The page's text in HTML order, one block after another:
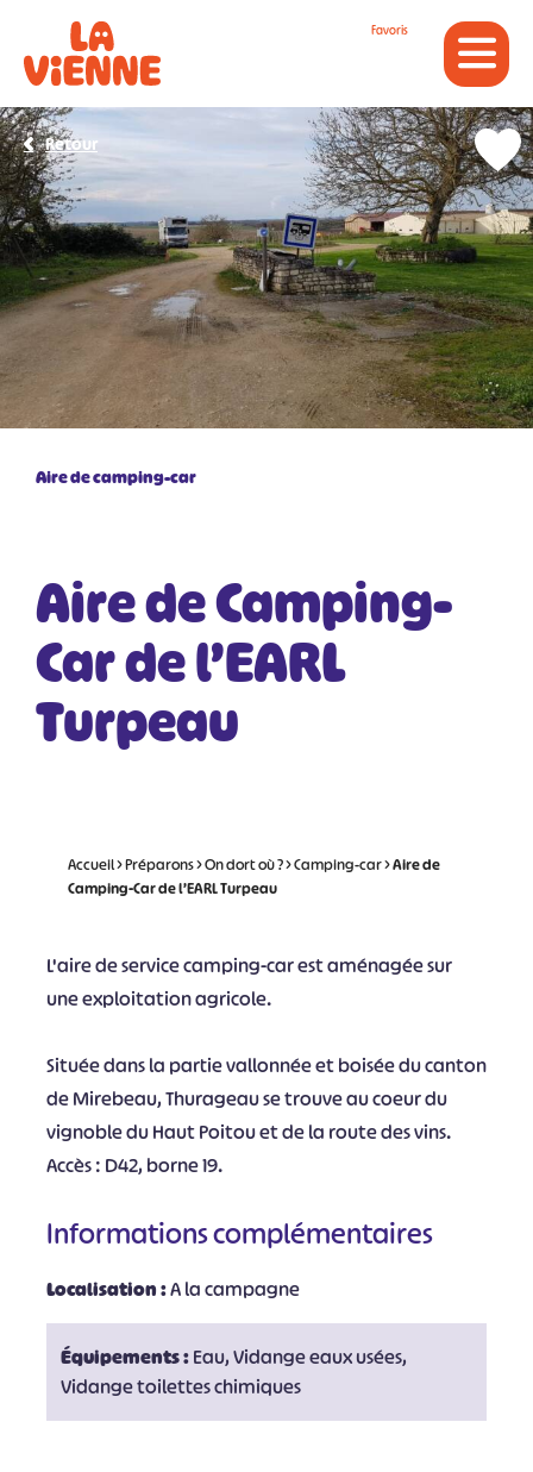
Favoris
Aire de camping-car
Aire de Camping-
Car de l’EARL
Turpeau
Retour
Accueil>Préparons>On dort où ?>Camping-car>Aire de
Camping-Car de l’EARL Turpeau
L'aire de service camping-car est aménagée sur
une exploitation agricole.
Située dans la partie vallonnée et boisée du canton
de Mirebeau, Thurageau se trouve au coeur du
vignoble du Haut Poitou et de la route des vins.
Accès : D42, borne 19.
Informations complémentaires
Localisation :A la campagne
Équipements :Eau, Vidange eaux usées,
Vidange toilettes chimiques